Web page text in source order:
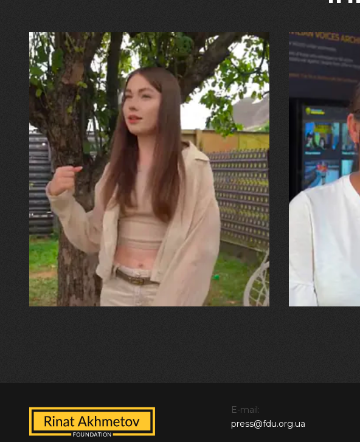
30.07.2026
Калина, Дарина та Віра Папроцькі
"Хвиля була, як від моря,
прозора і велика… Я ледве
встигла схопити племінницю"
29.07.2026
Марина,
"Попри
свого
наших
E-mail:
press@fdu.org.ua